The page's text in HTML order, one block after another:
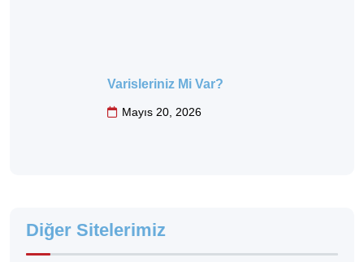
Varisleriniz Mi Var?
Mayıs 20, 2026
Diğer Sitelerimiz